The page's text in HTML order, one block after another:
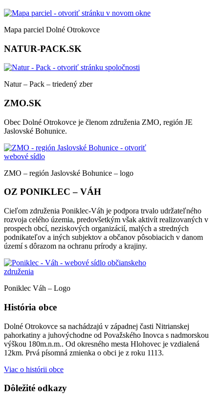
Mapa parciel Dolné Otrokovce
NATUR-PACK.SK
Natur – Pack – triedený zber
ZMO.SK
Obec Dolné Otrokovce je členom združenia ZMO, región JE
Jaslovské Bohunice.
ZMO – región Jaslovské Bohunice – logo
OZ PONIKLEC – VÁH
Cieľom združenia Poniklec-Váh je podpora trvalo udržateľného
rozvoja celého územia, predovšetkým však aktivít realizovaných v
prospech obcí, neziskových organizácií, malých a stredných
podnikateľov a iných subjektov a občanov pôsobiacich v danom
území s dôrazom na ochranu prírody a krajiny.
Poniklec Váh – Logo
História obce
Dolné Otrokovce sa nachádzajú v západnej časti Nitrianskej
pahorkatiny a juhovýchodne od Považského Inovca s nadmorskou
výškou 180m.n.m.. Od okresného mesta Hlohovec je vzdialená
12km. Prvá písomná zmienka o obci je z roku 1113.
Viac o histórii obce
Dôležité odkazy